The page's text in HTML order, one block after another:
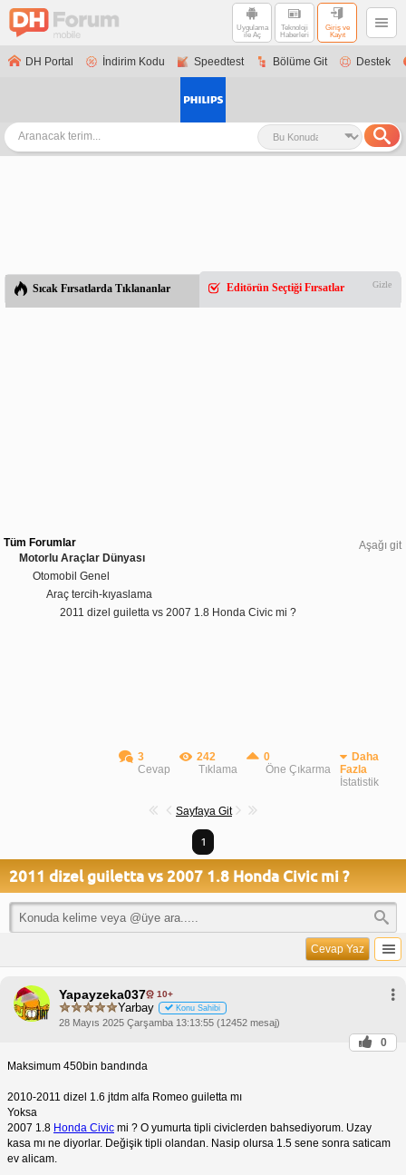
Uygulama
ile Aç
Teknoloji
Haberleri
Giriş ve
Kayıt
DH Portal İndirim Kodu Speedtest Bölüme Git Destek
Sıcak Fırsatlarda Tıklananlar Editörün Seçtiği Fırsatlar Gizle
Aşağı git
Tüm Forumlar
Motorlu Araçlar Dünyası
Otomobil Genel
Araç tercih-kıyaslama
2011 dizel guiletta vs 2007 1.8 Honda Civic mi ?
3
Cevap
242
Tıklama
0
Öne Çıkarma
Daha
Fazla
İstatistik
Sayfaya Git
1
2011 dizel guiletta vs 2007 1.8 Honda Civic mi ?
Cevap Yaz
Yapayzeka037 10+
Yarbay Konu Sahibi
28 Mayıs 2025 Çarşamba 13:13:55 (12452 mesaj)
0
Maksimum 450bin bandında
2010-2011 dizel 1.6 jtdm alfa Romeo guiletta mı
Yoksa
2007 1.8 Honda Civic mi ? O yumurta tipli civiclerden bahsediyorum. Uzay
kasa mı ne diyorlar. Değişik tipli olandan. Nasip olursa 1.5 sene sonra saticam
ev alicam.